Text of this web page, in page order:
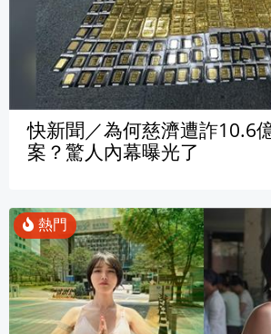
快新聞／為何慈濟遭詐10.6
案？驚人內幕曝光了